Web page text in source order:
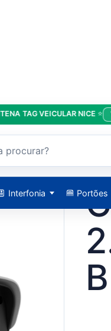
VEICULAR NICE ⭐ VER
Interfonia Portões
BIP22001 – Mdx